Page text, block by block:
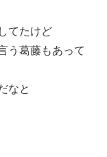
てたけど
う葛藤もあって
なと